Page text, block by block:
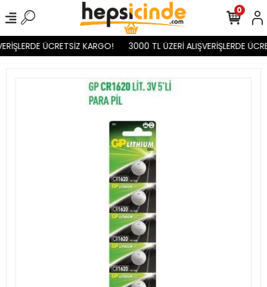
ÜCRETSİZ KARGO! 3000 TL ÜZERİ ALIŞVERİŞLERDE
0